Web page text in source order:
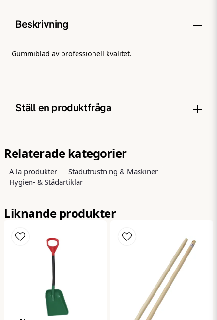
Beskrivning
Gummiblad av professionell kvalitet.
Ställ en produktfråga
name
Mejladress
Ja, ni får publicera min fråga
Relaterade kategorier
Alla produkter
Städutrustning & Maskiner
Hygien- & Städartiklar
Liknande produkter